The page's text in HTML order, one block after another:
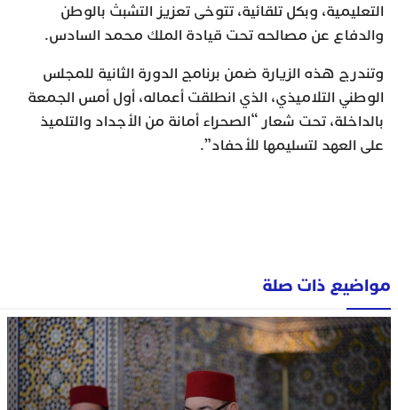
التعليمية، وبكل تلقائية، تتوخى تعزيز التشبث بالوطن
والدفاع عن مصالحه تحت قيادة الملك محمد السادس.
وتندرج هذه الزيارة ضمن برنامج الدورة الثانية للمجلس
الوطني التلاميذي، الذي انطلقت أعماله، أول أمس الجمعة
بالداخلة، تحت شعار “الصحراء أمانة من الأجداد والتلميذ
على العهد لتسليمها للأحفاد”.
مواضيع ذات صلة